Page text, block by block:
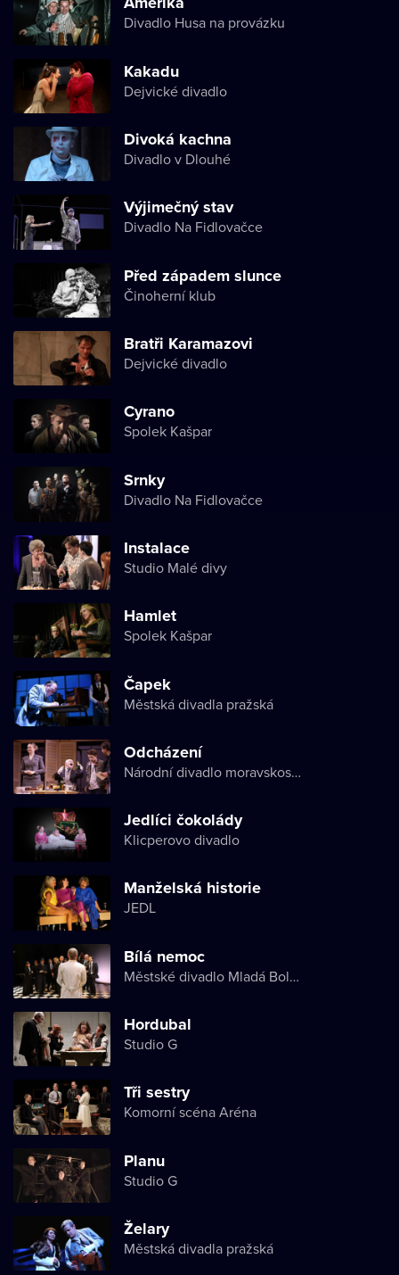
Divadlo Husa na provázku
Kakadu
Dejvické divadlo
Divoká kachna
Divadlo v Dlouhé
Výjimečný stav
Divadlo Na Fidlovačce
Před západem slunce
Činoherní klub
Bratři Karamazovi
Dejvické divadlo
Cyrano
Spolek Kašpar
Srnky
Divadlo Na Fidlovačce
Instalace
Studio Malé divy
Hamlet
Spolek Kašpar
Čapek
Městská divadla pražská
Odcházení
Národní divadlo moravskoslezské
Jedlíci čokolády
Klicperovo divadlo
Manželská historie
JEDL
Bílá nemoc
Městské divadlo Mladá Boleslav
Hordubal
Studio G
Tři sestry
Komorní scéna Aréna
Planu
Studio G
Želary
Městská divadla pražská